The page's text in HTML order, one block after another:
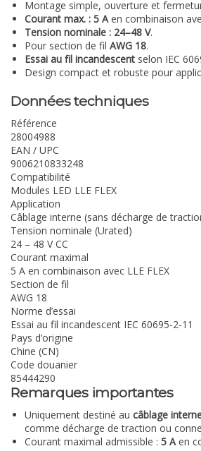
Montage simple, ouverture et
Courant max. : 5 Aen combinaison
Tension nominale : 24–48 V.
Pour section de fil AWG 18.
Essai au fil incandescent selon IEC
Design compact et robuste pour
Données techniques
Référence
28004988
EAN / UPC
9006210833248
Compatibilité
Modules LED LLE FLEX
Application
Câblage interne (sans décharge de
Tension nominale (Urated)
24 – 48 V CC
Courant maximal
5 A en combinaison avec LLE FLEX
Section de fil
AWG 18
Norme d’essai
Essai au fil incandescent IEC 60695-2-11
Pays d’origine
Chine (CN)
Code douanier
85444290
Remarques importantes
Uniquement destiné au câblage
comme décharge de traction ou
Courant maximal admissible : 5 A en